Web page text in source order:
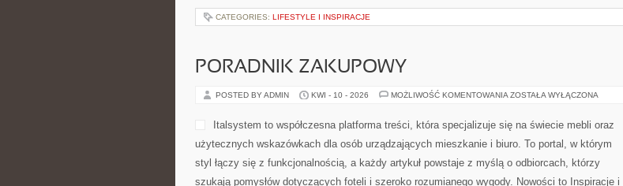
CATEGORIES: LIFESTYLE I INSPIRACJE
PORADNIK ZAKUPOWY
POSTED BY ADMIN KWI - 10 - 2026 MOŻLIWOŚĆ KOMENTOWANIA PORADNIK
ZOSTAŁA WYŁĄCZONA
Italsystem to współczesna platforma treści, która specjalizuje się na świecie mebli oraz
użytecznych wskazówkach dla osób urządzających mieszkanie i biuro. To portal, w którym
styl łączy się z funkcjonalnością, a każdy artykuł powstaje z myślą o odbiorcach, którzy
szukają pomysłów dotyczących foteli i szeroko rozumianego wygody. Nowości to Inspiracje i